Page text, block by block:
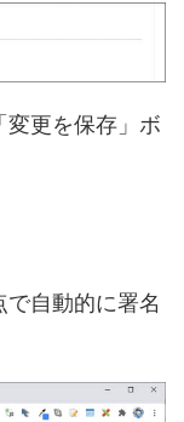
更を保存」ボ
自動的に署名